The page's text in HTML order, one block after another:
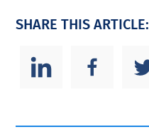
SHARE THIS ARTICLE: